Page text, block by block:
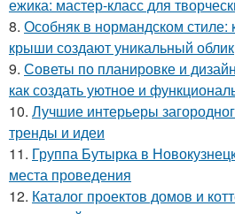
ежика: мастер-класс для
8. Особняк в нормандском стиле:
крыши создают уникальный облик
9. Советы по планировке и
как создать уютное и
10. Лучшие интерьеры
тренды и идеи
11. Группа Бутырка в
места проведения
12. Каталог проектов домов и